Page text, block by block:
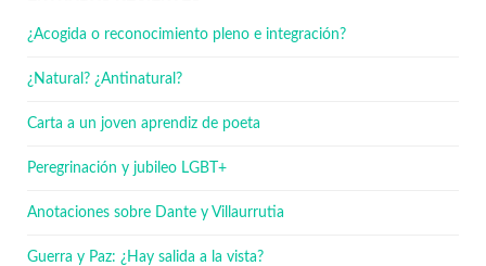
¿Acogida o reconocimiento pleno e integración?
¿Natural? ¿Antinatural?
Carta a un joven aprendiz de poeta
Peregrinación y jubileo LGBT+
Anotaciones sobre Dante y Villaurrutia
Guerra y Paz: ¿Hay salida a la vista?